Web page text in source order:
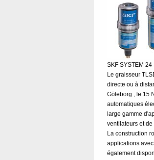
SKF SYSTEM
Le graisseur
directe ou à
Göteborg , le 15
automatiques
large gamme
ventilateurs et
La construction
applications
également